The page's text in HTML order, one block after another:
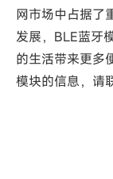
网市场中占据了
发展，BLE蓝牙
的生活带来更多
模块的信息，请